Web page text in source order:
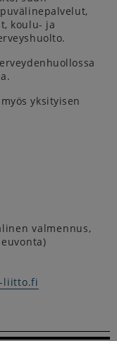
koulu- ja
yksityisen
valmennus,
liitto.fi